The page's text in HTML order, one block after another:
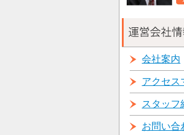
会社案内
アクセス
スタッフ
お問い合